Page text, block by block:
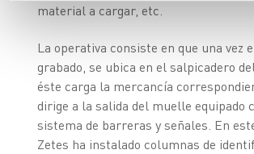
material a cargar, etc.
La operativa consiste en que una vez
grabado, se ubica en el salpicadero
éste carga la mercancía
dirige a la salida del muelle equipado
sistema de barreras y señales. En
Zetes ha instalado columnas de